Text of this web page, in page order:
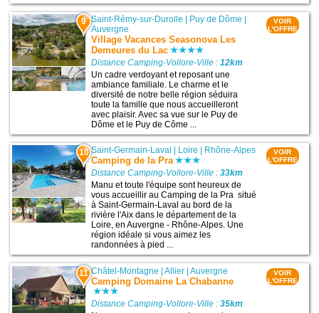
9 Saint-Rémy-sur-Durolle Puy de Dôme
Auvergne
Village Vacances Seasonova Les
Demeures du Lac
Distance Camping-Vollore-Ville :12km
Un cadre verdoyant et reposant une
ambiance familiale. Le charme et le
diversité de notre belle région séduira
toute la famille que nous accueilleront
avec plaisir. Avec sa vue sur le Puy de
Dôme et le Puy de Côme ...
VOIR
L'OFFRE
10 Saint-Germain-Laval Loire Rhône-Alpes
Camping de la Pra
Distance Camping-Vollore-Ville :33km
Manu et toute l'équipe sont heureux de
vous accueillir au Camping de la Pra situé
à Saint-Germain-Laval au bord de la
rivière l'Aix dans le département de la
Loire, en Auvergne - Rhône-Alpes. Une
région idéale si vous aimez les
randonnées à pied ...
VOIR
L'OFFRE
11 Châtel-Montagne |Allier |Auvergne
Camping Domaine La Chabanne
Distance Camping-Vollore-Ville :35km
VOIR
L'OFFRE